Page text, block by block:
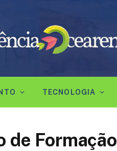
TECNOLOGIA
de Formação